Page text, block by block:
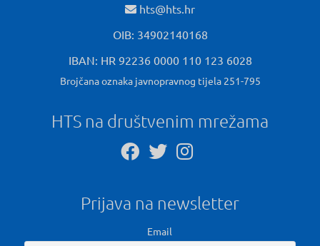
hts@hts.hr
OIB: 34902140168
IBAN: HR 92236 0000 110 123 6028
Brojčana oznaka javnopravnog tijela 251-795
HTS na društvenim mrežama
Prijava na newsletter
Email